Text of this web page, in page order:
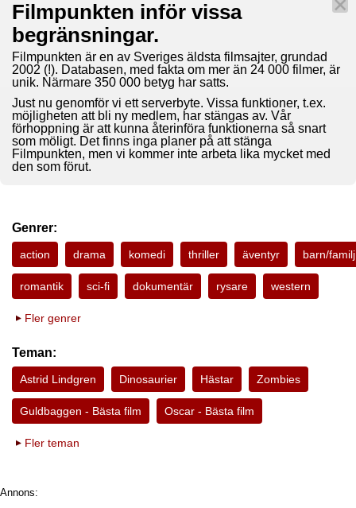
Filmpunkten inför vissa
begränsningar.
Filmpunkten är en av Sveriges äldsta filmsajter, grundad
2002 (!). Databasen, med fakta om mer än 24 000 filmer, är
unik. Närmare 350 000 betyg har satts.
Just nu genomför vi ett serverbyte. Vissa funktioner, t.ex.
möjligheten att bli ny medlem, har stängas av. Vår
förhoppning är att kunna återinföra funktionerna så snart
som möligt. Det finns inga planer på att stänga
Filmpunkten, men vi kommer inte arbeta lika mycket med
den som förut.
Genrer:
action drama komedi thriller äventyr barn/familj
romantik sci-fi dokumentär rysare western
Fler genrer
Teman:
Astrid Lindgren Dinosaurier Hästar Zombies
Guldbaggen - Bästa film Oscar - Bästa film
Fler teman
Annons: